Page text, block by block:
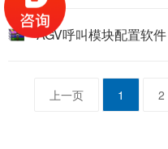
AGV呼叫模块配置软
上一页 1 2